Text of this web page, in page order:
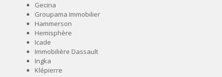
Gecina
Groupama Immobilier
Hammerson
Hemisphère
Icade
Immobilière Dassault
Ingka
Klépierre